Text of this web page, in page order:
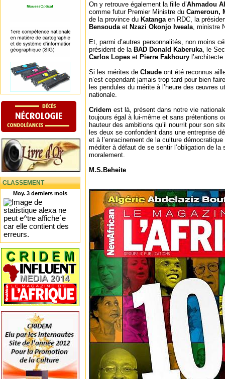
CLASSEMENT
Moy. 3 derniers mois
On y retrouve également la fille d’Ahmadou
comme futur Premier Ministre du Cameroun,
de la province du Katanga en RDC, la
Bensoudaet Nzazi Okonjo Iweala, ministre
Et, parmi d’autres personnalités, non moins
président de la BAD Donald Kaberuka, le
Carlos Lopes et Pierre Fakhoury
Si les mérites de Claude ont été reconnus
n’est cependant jamais trop tard pour bien
les pendules du mérite à l’heure des œuvres
nationale.
Cridem est là, présent dans notre vie
toujours égal à lui-même et sans prétentions
hauteur des ambitions qu’il nourrit pour son
les deux se confondent dans une entreprise
et à l’enracinement de la culture
méditer à défaut de se sentir l’obligation de la
moralement.
M.S.Beheite